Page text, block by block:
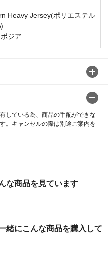
Heavy Jersey(ポリエステル
ジア
している為、商品の手配ができな
。キャンセルの際は別途ご案内を
な商品を見ています
緒にこんな商品を購入して